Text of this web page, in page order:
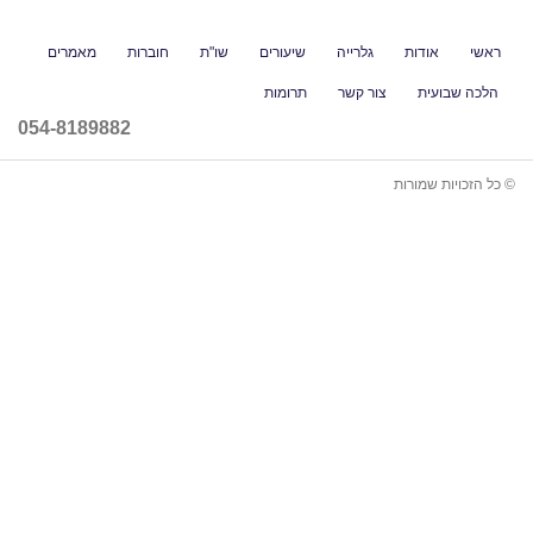
גלרייה שיעורים שו"ת חוברות מאמרים
קשר תרומות